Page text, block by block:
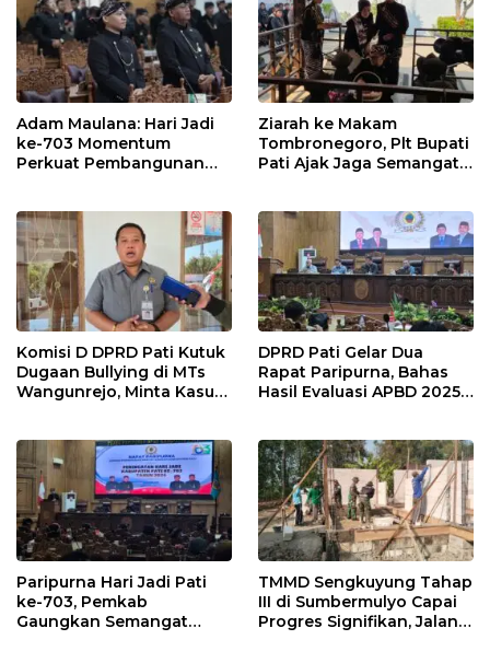
Adam Maulana: Hari Jadi
ke-703 Momentum
Perkuat Pembangunan
Ziarah ke Makam
Tombronegoro, Plt Bupati
Pati Ajak Jaga Semangat
Berkualitas
Komisi D DPRD Pati Kutuk
Dugaan Bullying di MTs
Wangunrejo, Minta Kasus
DPRD Pati Gelar Dua
Rapat Paripurna, Bahas
Hasil Evaluasi APBD 2025
Paripurna Hari Jadi Pati
ke-703, Pemkab
Gaungkan Semangat
TMMD Sengkuyung Tahap
III di Sumbermulyo Capai
Progres Signifikan, Jalan